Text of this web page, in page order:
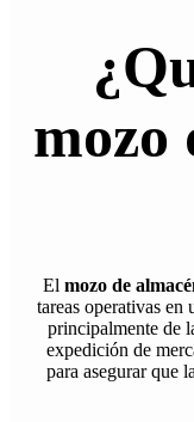
mozo
El mozo de
tareas operativas en
principalmente de
expedición de
para asegurar que